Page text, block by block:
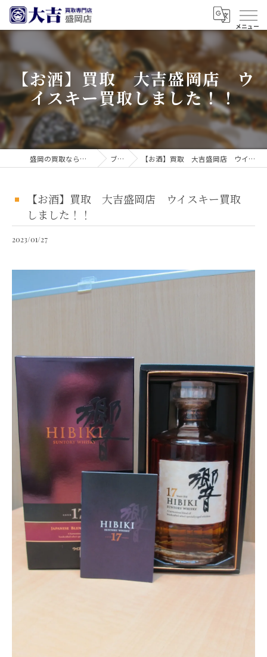
【お酒】買取 大吉盛岡店 ウ
イスキー買取しました！！
盛岡の買取なら買取大吉 盛岡店 ブログ 【お酒】買取 大吉盛岡店 ウイスキー買取しました！！
【お酒】買取 大吉盛岡店 ウイスキー買取
しました！！
2023/01/27